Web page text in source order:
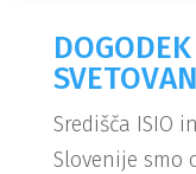
Središča ISIO
Slovenije smo